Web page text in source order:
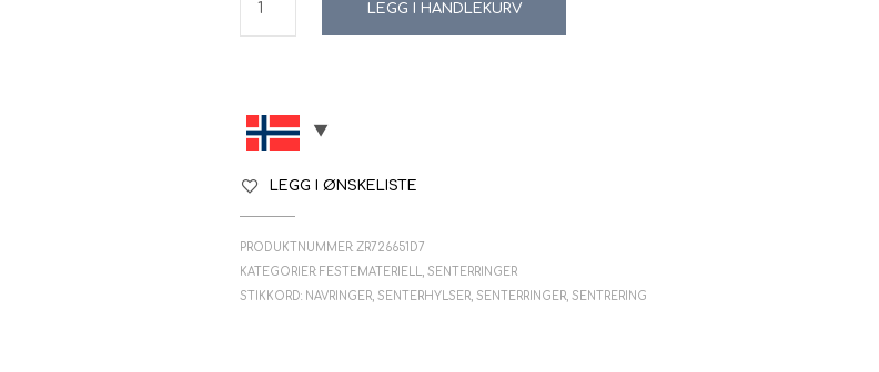
LEGG I HANDLEKURV
LEGG I ØNSKELISTE
PRODUKTNUMMER:ZR726651D7
KATEGORIER: FESTEMATERIELL,SENTERRINGER
STIKKORD: NAVRINGER,SENTERHYLSER,SENTERRINGER,SENTRERING